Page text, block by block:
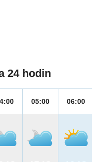
24 hodin
05:00 06:00